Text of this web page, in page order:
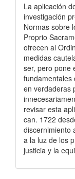
La aplicación
investigación
Normas sobre
Proprio
ofrecen al
medidas
ser, pero pone
fundamentales
en verdaderas
revisar esta
can. 1722
discernimiento
a la luz de los
justicia y la